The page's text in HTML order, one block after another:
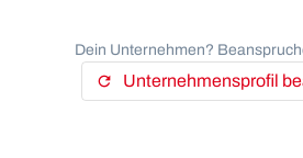
Dein Unternehmen?
refresh Unternehmensprofil